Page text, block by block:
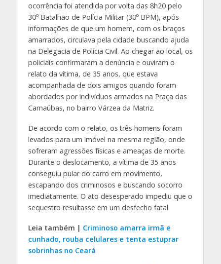
ocorrência foi atendida por volta das 8h20 pelo
30º Batalhão de Polícia Militar (30º BPM), após
informações de que um homem, com os braços
amarrados, circulava pela cidade buscando ajuda
na Delegacia de Polícia Civil. Ao chegar ao local, os
policiais confirmaram a denúncia e ouviram o
relato da vítima, de 35 anos, que estava
acompanhada de dois amigos quando foram
abordados por indivíduos armados na Praça das
Carnaúbas, no bairro Várzea da Matriz.
De acordo com o relato, os três homens foram
levados para um imóvel na mesma região, onde
sofreram agressões físicas e ameaças de morte.
Durante o deslocamento, a vítima de 35 anos
conseguiu pular do carro em movimento,
escapando dos criminosos e buscando socorro
imediatamente. O ato desesperado impediu que o
sequestro resultasse em um desfecho fatal.
Leia também | Criminoso amarra irmã e
cunhado, rouba celulares e tenta estuprar
sobrinhas no Ceará